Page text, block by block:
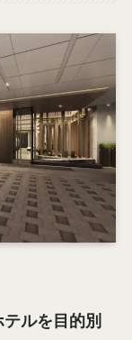
ルを目的別